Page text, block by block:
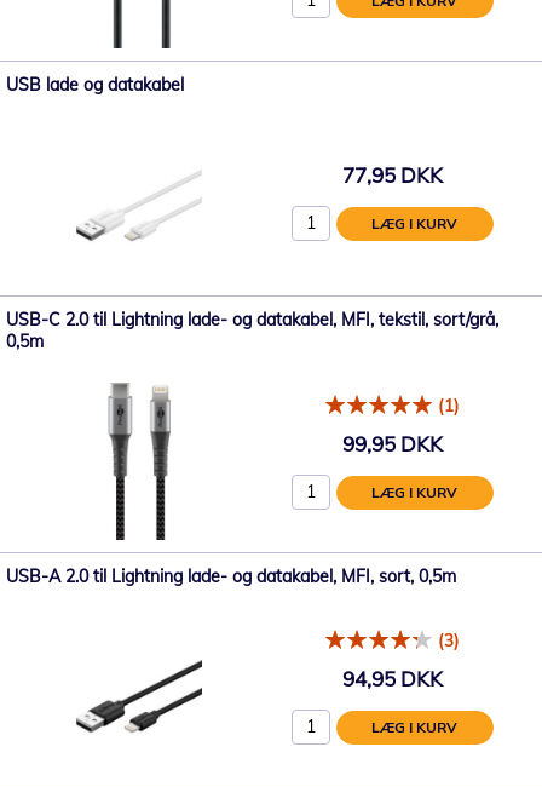
USB lade og datakabel
77,95 DKK
LÆG I KURV
USB-C 2.0 til Lightning lade- og datakabel, MFI, tekstil, sort/grå,
0,5m
(1)
99,95 DKK
LÆG I KURV
USB-A 2.0 til Lightning lade- og datakabel, MFI, sort, 0,5m
(3)
94,95 DKK
LÆG I KURV